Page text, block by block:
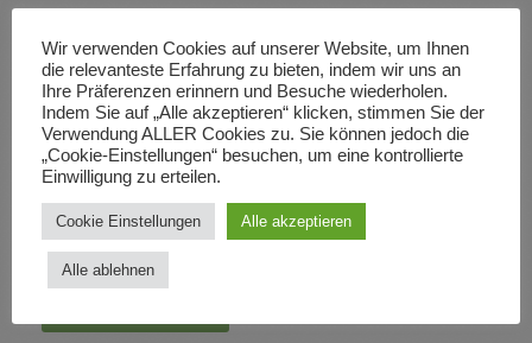
22.03.2021
ÖHZB LR 14850
Silvia Egartner
-HD-A ED-0 prcd PRA frei Augen frei CNM frei EIC frei
AF/R (jagdl. AnlageFeststellung) RBP-3 BH-VTJBP 1 b Preis
SLP (Suchleistungsprüfung ) mit vorzüglich 98 Pkt
-sehr gut
vollständiges Scherengebiss
Wir verwenden Cookies auf unserer Website, um Ihnen
die relevanteste Erfahrung zu bieten, indem wir uns an
Ihre Präferenzen erinnern und Besuche wiederholen.
Indem Sie auf „Alle akzeptieren“ klicken, stimmen Sie der
Verwendung ALLER Cookies zu. Sie können jedoch die
„Cookie-Einstellungen“ besuchen, um eine kontrollierte
Einwilligung zu erteilen.
Cookie Einstellungen Alle akzeptieren
Alle ablehnen